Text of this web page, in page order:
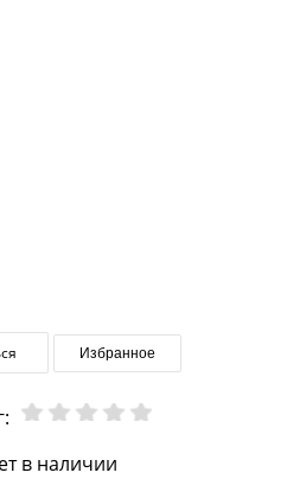
Избранное
в наличии